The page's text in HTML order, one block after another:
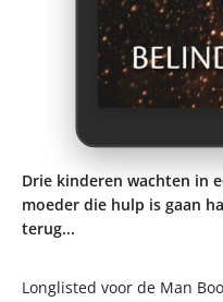
Drie kinderen wachten in
moeder die hulp is gaan
terug...
Longlisted voor de Man